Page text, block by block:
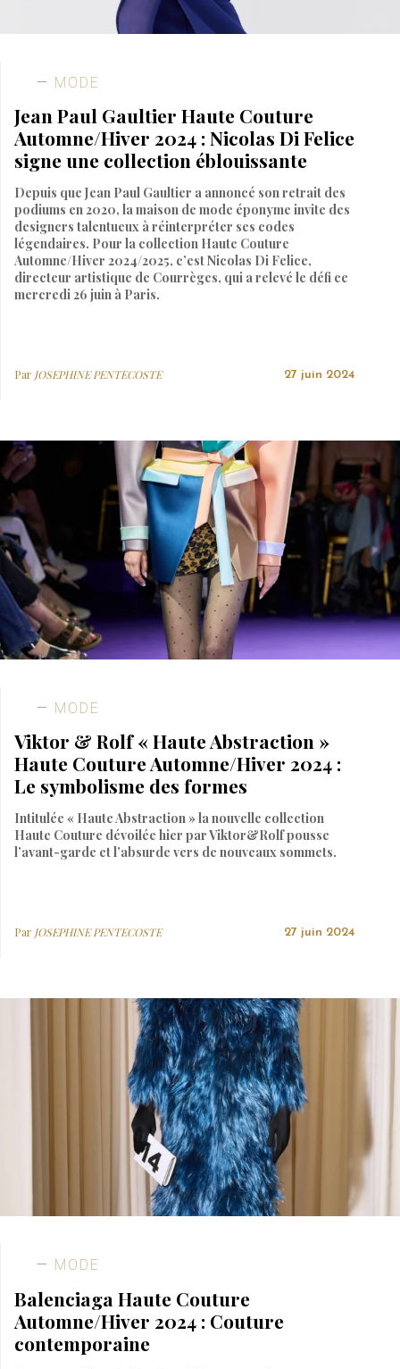
MODE
Jean Paul Gaultier Haute Couture
Automne/Hiver 2024 : Nicolas Di Felice
signe une collection éblouissante
Depuis que Jean Paul Gaultier a annoncé son retrait des
podiums en 2020, la maison de mode éponyme invite des
designers talentueux à réinterpréter ses codes
légendaires. Pour la collection Haute Couture
Automne/Hiver 2024/2025, c’est Nicolas Di Felice,
directeur artistique de Courrèges, qui a relevé le défi ce
mercredi 26 juin à Paris.
Par JOSEPHINE PENTECOSTE 27 juin 2024
MODE
Viktor & Rolf « Haute Abstraction »
Haute Couture Automne/Hiver 2024 :
Le symbolisme des formes
Intitulée « Haute Abstraction » la nouvelle collection
Haute Couture dévoilée hier par Viktor&Rolf pousse
l’avant-garde et l’absurde vers de nouveaux sommets.
Par JOSEPHINE PENTECOSTE 27 juin 2024
MODE
Balenciaga Haute Couture
Automne/Hiver 2024 : Couture
contemporaine